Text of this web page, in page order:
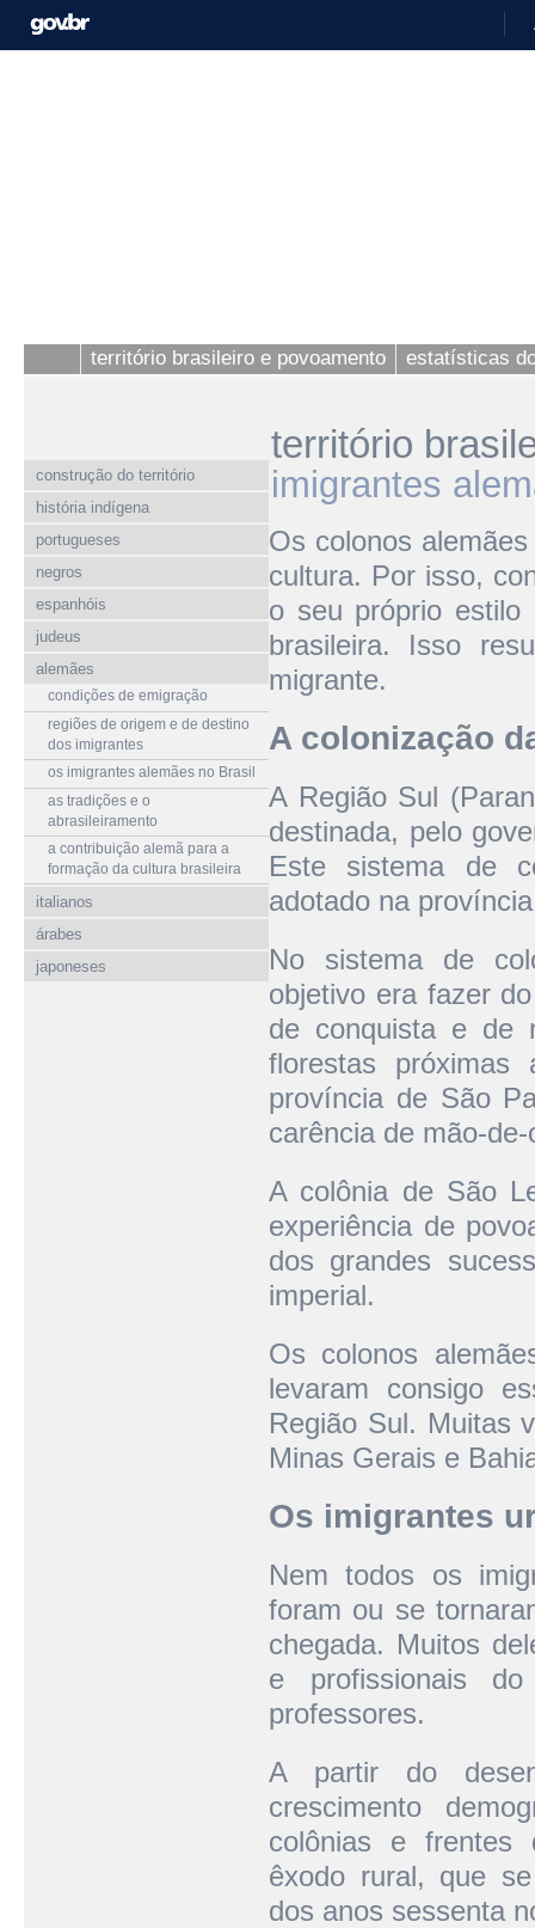
território brasileiro e povoamento estatísticas
construção do território
história indígena
portugueses
negros
espanhóis
judeus
alemães
condições de emigração
regiões de origem e de destino
dos imigrantes
os imigrantes alemães no Brasil
as tradições e o
abrasileiramento
a contribuição alemã para a
formação da cultura brasileira
italianos
árabes
japoneses
território
imigrantes
Os colonos
cultura. Por isso,
o seu próprio
brasileira. Isso
migrante.
A colonização
A Região Sul
destinada, pelo
Este sistema de
adotado na
No sistema de
objetivo era fazer
de conquista e de
florestas
província de São
carência de mão-
A colônia de São
experiência de
dos grandes
imperial.
Os colonos
levaram consigo
Região Sul. Muitas
Minas Gerais e
Os imigrantes
Nem todos os
foram ou se
chegada. Muitos
e profissionais
professores.
A partir do
crescimento
colônias e frentes
êxodo rural, que
dos anos sessenta